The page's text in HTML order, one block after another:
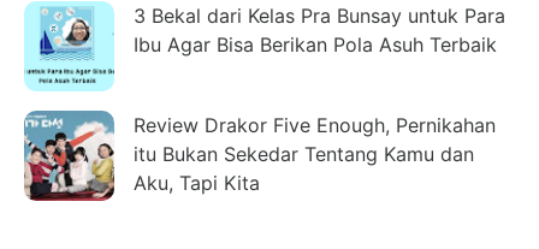
3 Bekal dari Kelas Pra Bunsay untuk Para
Ibu Agar Bisa Berikan Pola Asuh Terbaik
Review Drakor Five Enough, Pernikahan
itu Bukan Sekedar Tentang Kamu dan
Aku, Tapi Kita